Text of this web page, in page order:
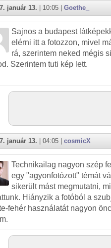
január 13. | 10:05 | Goethe_
Sajnos a budapest
elérni itt a fotozzon, mivel
rá, szerintem neked mégis
Szerintem tuti kép lett.
január 13. | 04:05 | cosmicX
Technikailag nagyon szép
egy "agyonfotózott" témát
sikerült mást megmutatni,
Hiányzik a fotóból a
fehér használatát nagyon